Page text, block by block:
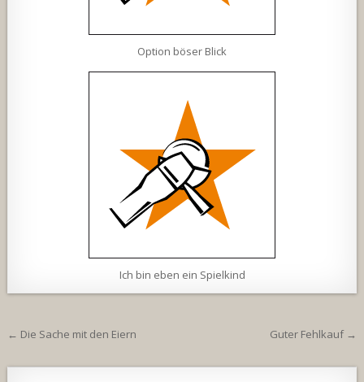
Option böser Blick
Ich bin eben ein Spielkind
Beitragsnavigation
← Die Sache mit den Eiern Guter Fehlkauf →